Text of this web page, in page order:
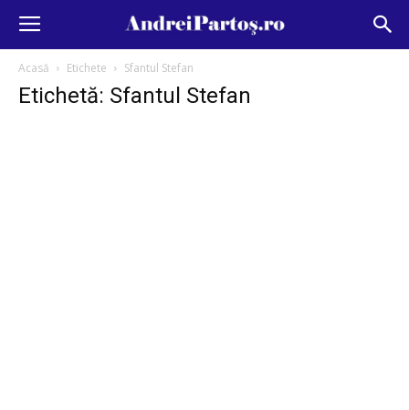
Acasă Etichete Sfantul Stefan
Etichetă: Sfantul Stefan